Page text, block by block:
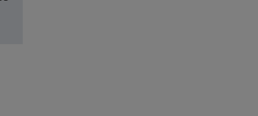
pestaña nueva
pestaña nueva
una pestaña nueva
en una pestaña nueva